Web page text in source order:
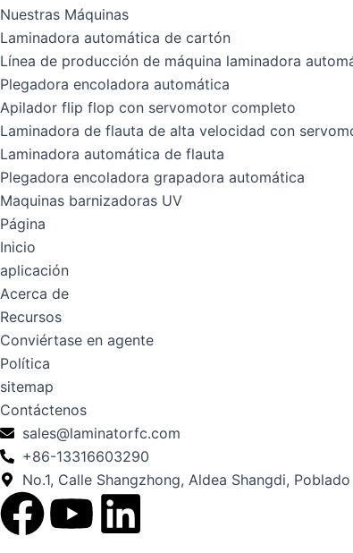
Nuestras Máquinas
Laminadora automática de cartón
Línea de producción de máquina laminadora
Plegadora encoladora automática
Apilador flip flop con servomotor completo
Laminadora de flauta de alta velocidad con
Laminadora automática de flauta
Plegadora encoladora grapadora automática
Maquinas barnizadoras UV
Página
Inicio
aplicación
Acerca de
Recursos
Conviértase en agente
Política
sitemap
Contáctenos
sales@laminatorfc.com
+86-13316603290
No.1, Calle Shangzhong, Aldea Shangdi,
F Y L